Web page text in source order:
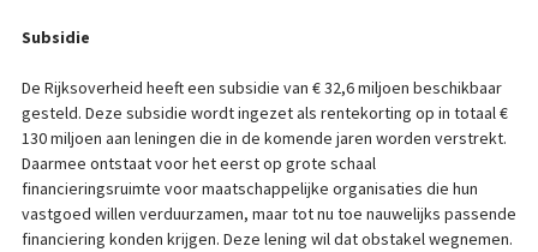
Subsidie
De Rijksoverheid heeft een subsidie van € 32,6 miljoen beschikbaar
gesteld. Deze subsidie wordt ingezet als rentekorting op in totaal €
130 miljoen aan leningen die in de komende jaren worden verstrekt.
Daarmee ontstaat voor het eerst op grote schaal
financieringsruimte voor maatschappelijke organisaties die hun
vastgoed willen verduurzamen, maar tot nu toe nauwelijks passende
financiering konden krijgen. Deze lening wil dat obstakel wegnemen.